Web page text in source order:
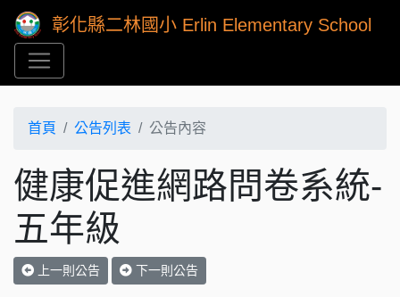
彰化縣二林國小 Erlin Elementary School
首頁 公告列表 公告內容
健康促進網路問卷系統-
五年級
上一則公告 下一則公告